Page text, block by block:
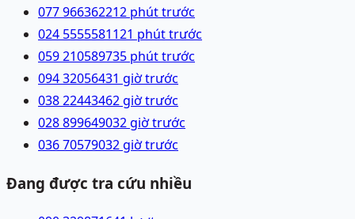
077 966362212 phút trước
024 5555581121 phút trước
059 210589735 phút trước
094 32056431 giờ trước
038 22443462 giờ trước
028 899649032 giờ trước
036 70579032 giờ trước
Đang được tra cứu nhiều